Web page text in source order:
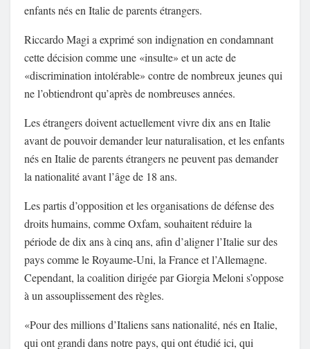
enfants nés en Italie de parents étrangers.
Riccardo Magi a exprimé son indignation en condamnant
cette décision comme une «insulte» et un acte de
«discrimination intolérable» contre de nombreux jeunes qui
ne l’obtiendront qu’après de nombreuses années.
Les étrangers doivent actuellement vivre dix ans en Italie
avant de pouvoir demander leur naturalisation, et les enfants
nés en Italie de parents étrangers ne peuvent pas demander
la nationalité avant l’âge de 18 ans.
Les partis d’opposition et les organisations de défense des
droits humains, comme Oxfam, souhaitent réduire la
période de dix ans à cinq ans, afin d’aligner l’Italie sur des
pays comme le Royaume-Uni, la France et l’Allemagne.
Cependant, la coalition dirigée par Giorgia Meloni s’oppose
à un assouplissement des règles.
«Pour des millions d’Italiens sans nationalité, nés en Italie,
qui ont grandi dans notre pays, qui ont étudié ici, qui